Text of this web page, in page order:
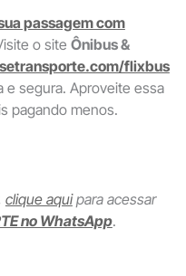
passagem com
o site Ônibus &
flixbus
e segura. Aproveite essa
pagando menos.
clique aquipara acessar
no WhatsApp.